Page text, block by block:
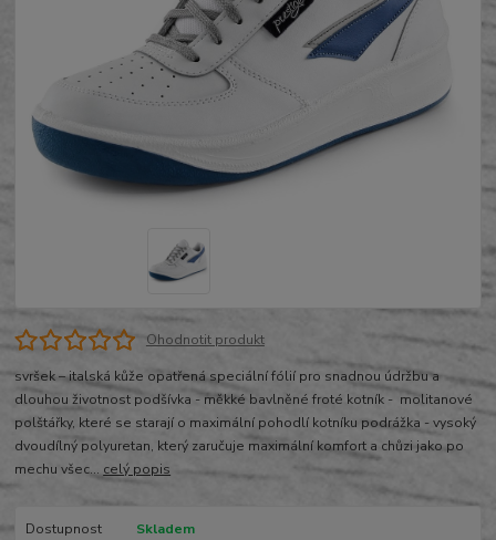
Ohodnotit produkt
svršek – italská kůže opatřená speciální fólií pro snadnou údržbu a
dlouhou životnost podšívka - měkké bavlněné froté kotník - molitanové
polštářky, které se starají o maximální pohodlí kotníku podrážka - vysoký
dvoudílný polyuretan, který zaručuje maximální komfort a chůzi jako po
mechu všec... celý popis
Dostupnost
Skladem